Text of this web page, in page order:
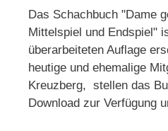
Das Schachbuch "Dame
Mittelspiel und Endspiel"
überarbeiteten Auflage
heutige und ehemalige
Kreuzberg, stellen das
Download zur Verfügung